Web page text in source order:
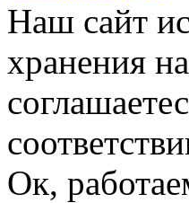
Наш сайт
хранения
Ок,